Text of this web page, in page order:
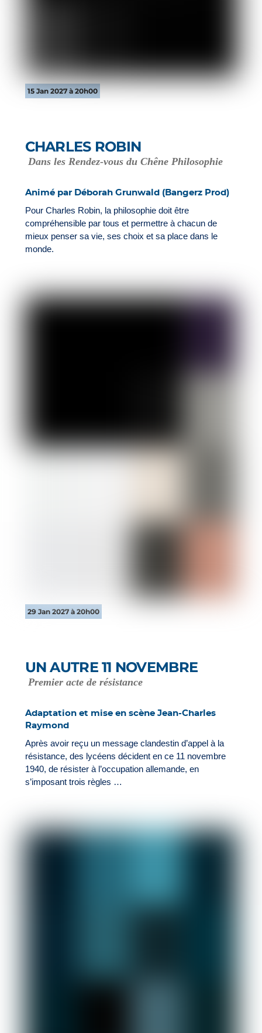
15 Jan 2027 à 20h00
CHARLES ROBIN
Dans les Rendez-vous du Chêne Philosophie
Animé par Déborah Grunwald (Bangerz Prod)
Pour Charles Robin, la philosophie doit être
compréhensible par tous et permettre à chacun de
mieux penser sa vie, ses choix et sa place dans le
monde.
29 Jan 2027 à 20h00
UN AUTRE 11 NOVEMBRE
Premier acte de résistance
Adaptation et mise en scène Jean-Charles
Raymond
Après avoir reçu un message clandestin d’appel à la
résistance, des lycéens décident en ce 11 novembre
1940, de résister à l’occupation allemande, en
s’imposant trois règles …